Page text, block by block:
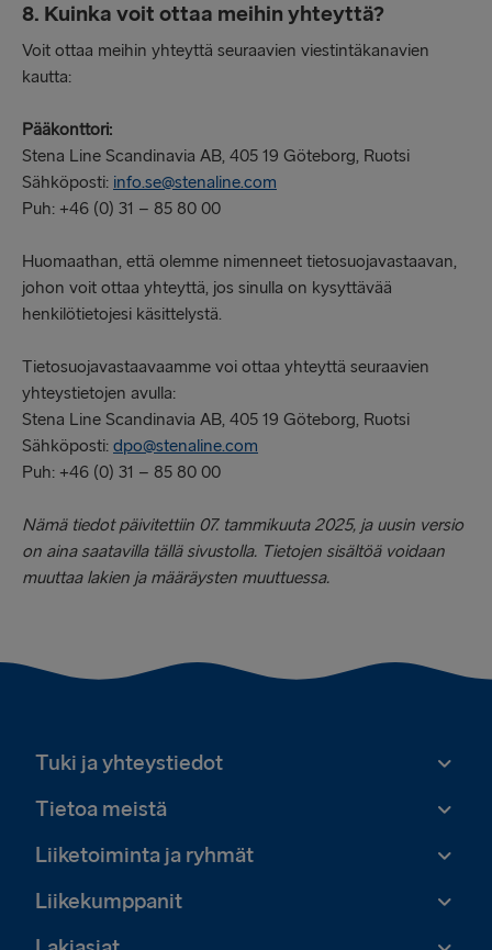
8. Kuinka voit ottaa meihin yhteyttä?
Voit ottaa meihin yhteyttä seuraavien viestintäkanavien
kautta:
Pääkonttori:
Stena Line Scandinavia AB, 405 19 Göteborg, Ruotsi
Sähköposti: info.se@stenaline.com
Puh: +46 (0) 31 – 85 80 00
Huomaathan, että olemme nimenneet tietosuojavastaavan,
johon voit ottaa yhteyttä, jos sinulla on kysyttävää
henkilötietojesi käsittelystä.
Tietosuojavastaavaamme voi ottaa yhteyttä seuraavien
yhteystietojen avulla:
Stena Line Scandinavia AB, 405 19 Göteborg, Ruotsi
Sähköposti: dpo@stenaline.com
Puh: +46 (0) 31 – 85 80 00
Nämä tiedot päivitettiin 07. tammikuuta 2025, ja uusin versio
on aina saatavilla tällä sivustolla. Tietojen sisältöä voidaan
muuttaa lakien ja määräysten muuttuessa.
Tuki ja yhteystiedot
Tietoa meistä
Liiketoiminta ja ryhmät
Liikekumppanit